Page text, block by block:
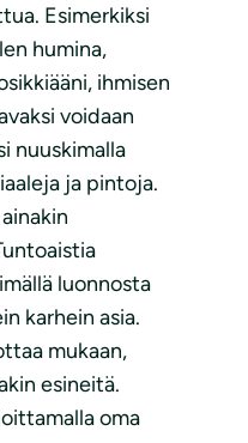
Esimerkiksi
humina,
ihmisen
voidaan
nuuskimalla
ja pintoja.
luonnosta
karhein asia.
mukaan,
esineitä.
oma